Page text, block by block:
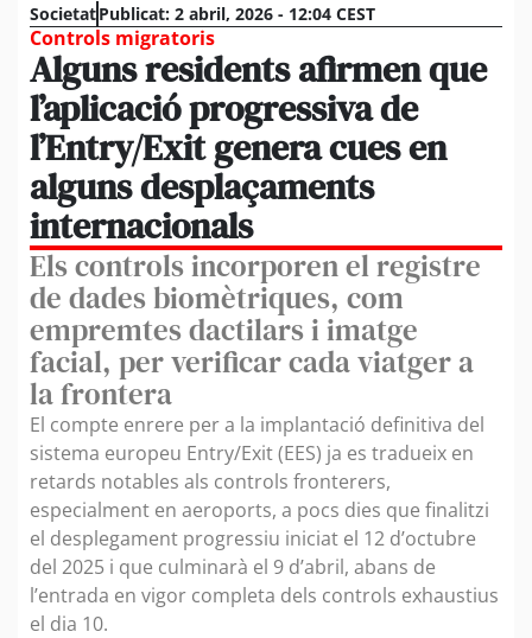
SocietatPublicat: 2 abril, 2026 - 12:04 CEST
Controls migratoris
Alguns residents afirmen que
l’aplicació progressiva de
l’Entry/Exit genera cues en
alguns desplaçaments
internacionals
Els controls incorporen el registre
de dades biomètriques, com
empremtes dactilars i imatge
facial, per verificar cada viatger a
la frontera
El compte enrere per a la implantació definitiva del
sistema europeu Entry/Exit (EES) ja es tradueix en
retards notables als controls fronterers,
especialment en aeroports, a pocs dies que finalitzi
el desplegament progressiu iniciat el 12 d’octubre
del 2025 i que culminarà el 9 d’abril, abans de
l’entrada en vigor completa dels controls exhaustius
el dia 10.